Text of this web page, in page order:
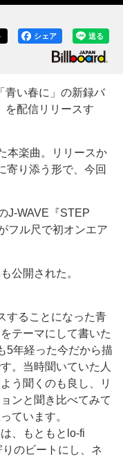
送る
シェア
い春に」の新録バ
を配信リリースす
本楽曲。リリースか
寄り添う形で、今回
J-WAVE『STEP
フル尺で初オンエア
公開された。
することになった青
テーマにして書いた
5年経った今だから描
。当時聞いていた人
う聞くのも良し、リ
ンと聞き比べてみて
ています。
、もともとlo-fi
のビートにし、ネ